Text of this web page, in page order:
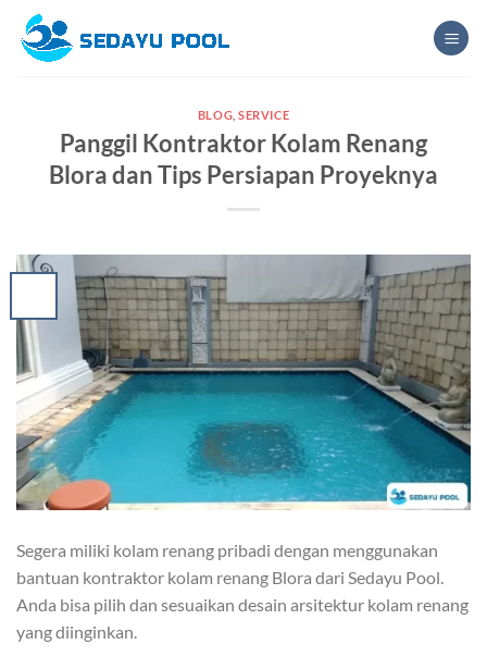
content
BLOG ,SERVICE
Panggil Kontraktor Kolam Renang
Blora dan Tips Persiapan Proyeknya
Segera miliki kolam renang pribadi dengan menggunakan
bantuan kontraktor kolam renang Blora dari Sedayu Pool.
Anda bisa pilih dan sesuaikan desain arsitektur kolam renang
yang diinginkan.